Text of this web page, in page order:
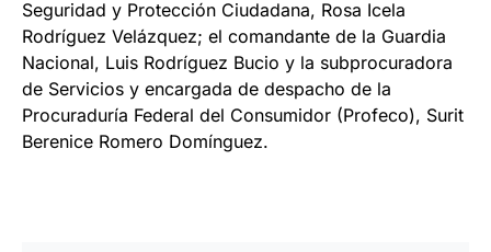
Seguridad y Protección Ciudadana, Rosa Icela
Rodríguez Velázquez; el comandante de la Guardia
Nacional, Luis Rodríguez Bucio y la subprocuradora
de Servicios y encargada de despacho de la
Procuraduría Federal del Consumidor (Profeco), Surit
Berenice Romero Domínguez.